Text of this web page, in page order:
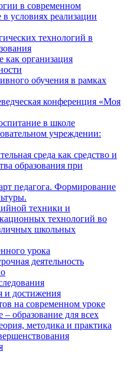
в современном
в условиях реализации
технологий в
как организация
обучения в рамках
конференция «Моя
в школе
учреждении:
среда как средство и
образования при
педагога. Формирование
техники и
технологий во
школьных
урока
деятельность
и достижения
на современном уроке
образование для всех
методика и практика